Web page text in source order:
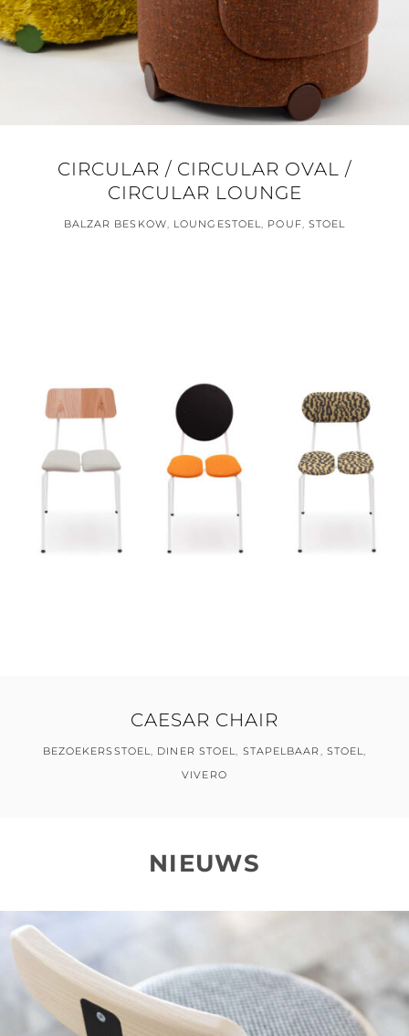
CIRCULAR / CIRCULAR OVAL /
CIRCULAR LOUNGE
BALZAR BESKOW, LOUNGESTOEL, POUF, STOEL
CAESAR CHAIR
BEZOEKERSSTOEL, DINER STOEL, STAPELBAAR, STOEL,
VIVERO
NIEUWS